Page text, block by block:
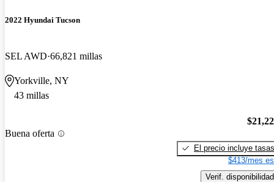
2022 Hyundai Tucson
SEL AWD 66,821 millas
Yorkville, NY
43 millas
Buena oferta
El precio incluye tasas
$413/mes
Verif. disponibilidad